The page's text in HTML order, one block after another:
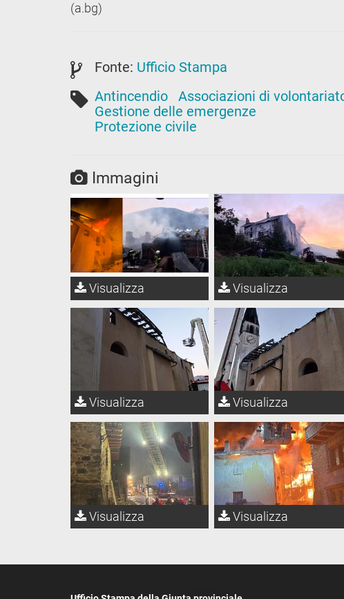
(a.bg)
Fonte: Ufficio Stampa
Antincendio
Associazioni di
Gestione delle emergenze
Protezione civile
Immagini
Visualizza Visualizza
Visualizza Visualizza
Visualizza Visualizza